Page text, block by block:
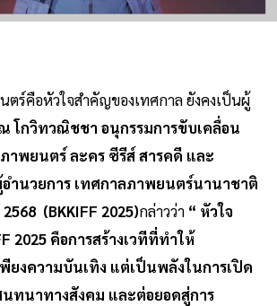
ตร์คือหัวใจสำคัญของเทศกาล ยังคงเป็นผู้
โกวิทวณิชชา อนุกรรมการขับเคลื่อน
าพยนตร์ ละคร ซีรีส์ สารคดี และ
ำนวยการ เทศกาลภาพยนตร์นานาชาติ
(BKKIFF 2025)กล่าวว่า “ หัวใจ
2025 คือการสร้างเวทีที่ทำให้
ยงความบันเทิง แต่เป็นพลังในการเปิด
ทนาทางสังคม และต่อยอดสู่การ